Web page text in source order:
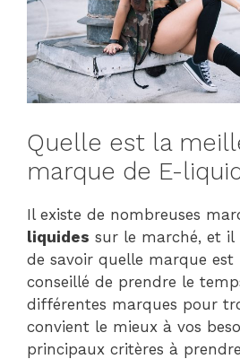
Quelle est la
marque de E-
Il existe de nombreuses
liquides sur le marché, et
de savoir quelle marque
conseillé de prendre le
différentes marques pour
convient le mieux à vos
principaux critères à